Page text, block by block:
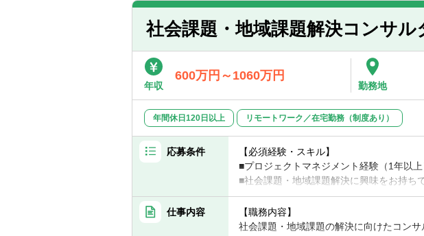
社会課題・地域課題解決コンサル
年収
600万円～1060万円
勤務地
年間休日120日以上 リモートワーク／在宅勤務（制度あり）
応募条件
【必須経験・スキル】
■プロジェクトマネジメント経験（1年以上
■社会課題・地域課題解決に興味をお持ち
■出張に抵抗のないこと
・一定頻度で出張が発生します。頻度は
・自身の所属事務所エリア外の出張も発生
仕事内容
【職務内容】
社会課題・地域課題の解決に向けたコン